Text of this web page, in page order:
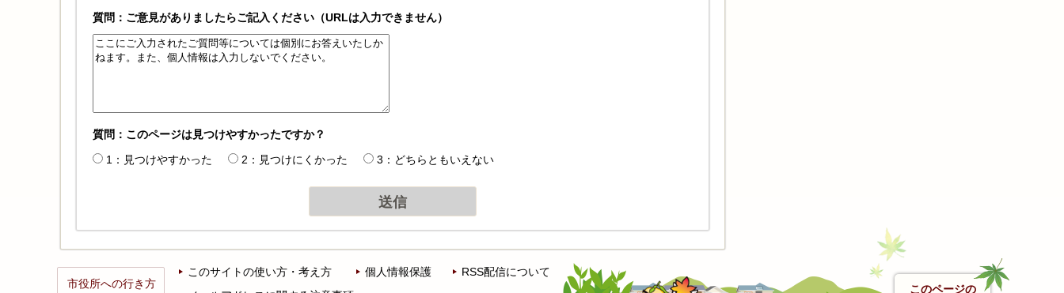
質問：ご意見がありましたらご記入ください（URLは入力できません）
質問：このページは見つけやすかったですか？
1：見つけやすかった
2：見つけにくかった 3：どちらともいえない
このページの
市役所への行き方
このサイトの使い方・考え方 個人情報保護
RSS配信について